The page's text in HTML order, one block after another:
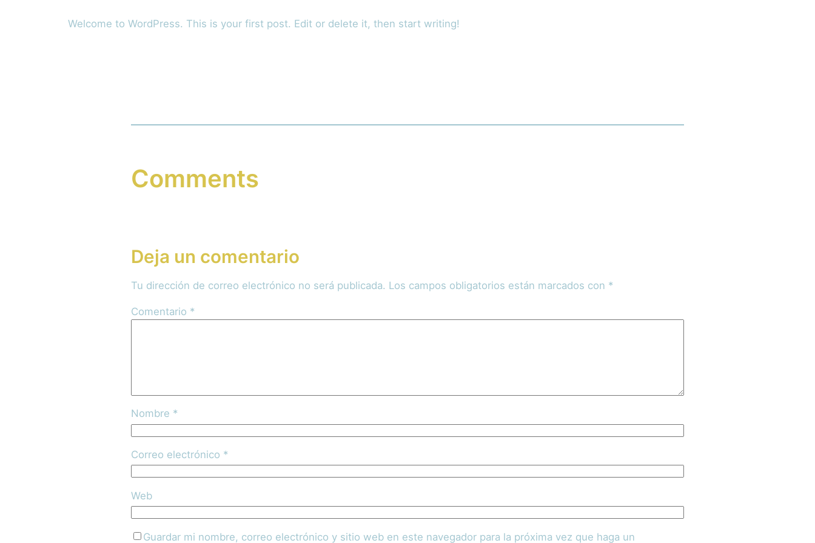
Welcome to WordPress. This is your first post. Edit or delete it, then start writing!
Comments
Deja un comentario
Tu dirección de correo electrónico no será publicada. Los campos obligatorios están marcados con *
Comentario *
Nombre *
Correo electrónico *
Web
Guardar mi nombre, correo electrónico y sitio web en este navegador para la próxima vez que haga un